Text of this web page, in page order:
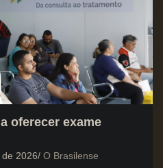
oferecer exame
2026 O Brasilense